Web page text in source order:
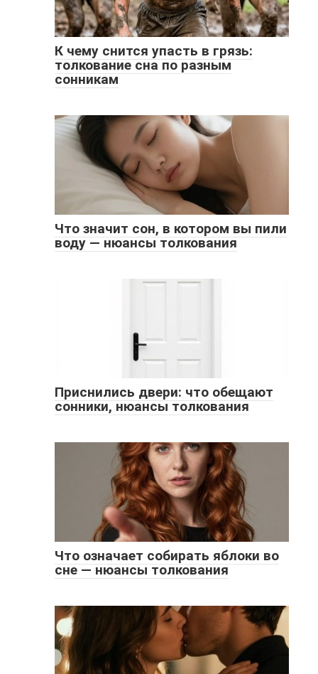
К чему снится упасть в грязь:
толкование сна по разным
сонникам
Что значит сон, в котором вы пили
воду — нюансы толкования
Приснились двери: что обещают
сонники, нюансы толкования
Что означает собирать яблоки во
сне — нюансы толкования